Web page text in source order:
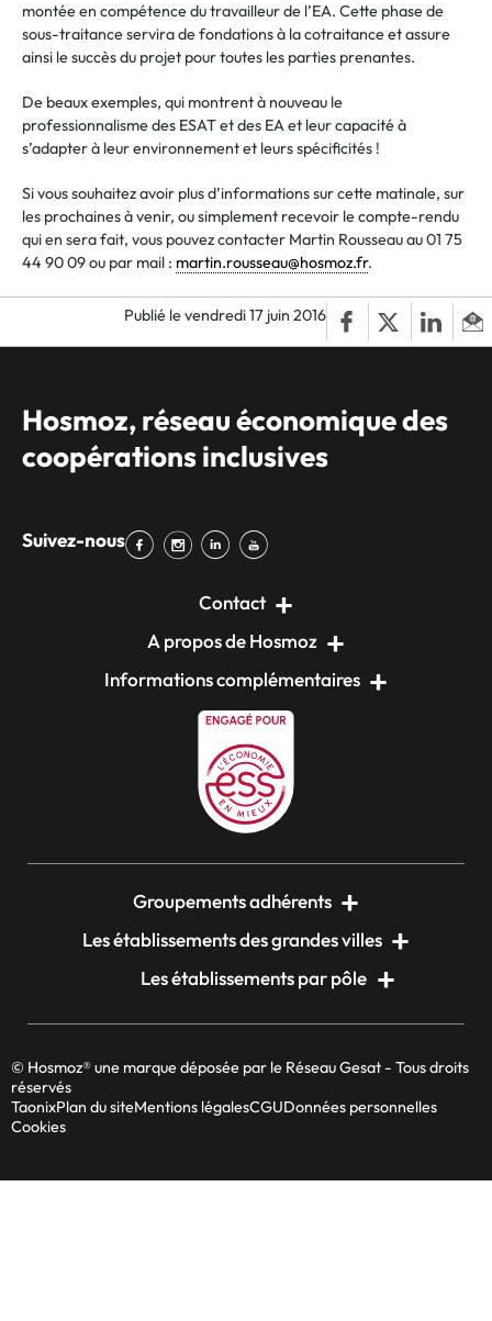
montée en compétence du travailleur de l’EA. Cette phase de
sous-traitance servira de fondations à la cotraitance et assure
ainsi le succès du projet pour toutes les parties prenantes.
De beaux exemples, qui montrent à nouveau le
professionnalisme des ESAT et des EA et leur capacité à
s’adapter à leur environnement et leurs spécificités !
Si vous souhaitez avoir plus d’informations sur cette matinale, sur
les prochaines à venir, ou simplement recevoir le compte-rendu
qui en sera fait, vous pouvez contacter Martin Rousseau au 01 75
44 90 09 ou par mail : martin.rousseau@hosmoz.fr.
Publié le vendredi 17 juin 2016
Hosmoz, réseau économique des
coopérations inclusives
Suivez-nous
Contact
A propos de Hosmoz
Informations complémentaires
Groupements adhérents
Les établissements des grandes villes
Les établissements par pôle
© Hosmoz® une marque déposée par le Réseau Gesat - Tous droits
réservés
TaonixPlan du siteMentions légalesCGUDonnées personnelles
Cookies